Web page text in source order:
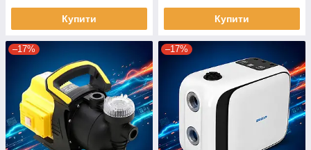
Купити Купити
–17% –17%